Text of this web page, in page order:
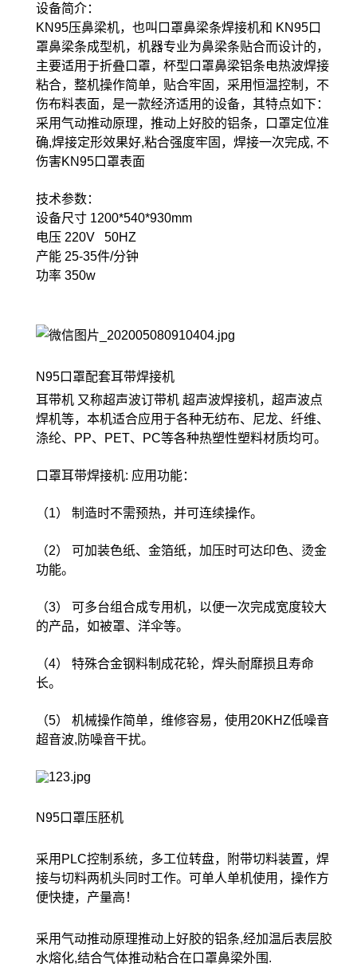
设备简介：
KN95压鼻梁机，也叫口罩鼻梁条焊接机和 KN95口
罩鼻梁条成型机，机器专业为鼻梁条贴合而设计的，
主要适用于折叠口罩，杯型口罩鼻梁铝条电热波焊接
粘合，整机操作简单，贴合牢固，采用恒温控制，不
伤布料表面，是一款经济适用的设备，其特点如下：
采用气动推动原理，推动上好胶的铝条，口罩定位准
确,焊接定形效果好,粘合强度牢固，焊接一次完成, 不
伤害KN95口罩表面
技术参数：
设备尺寸 1200*540*930mm
电压 220V 50HZ
产能 25-35件/分钟
功率 350w
N95口罩配套耳带焊接机
耳带机 又称超声波订带机 超声波焊接机，超声波点
焊机等，本机适合应用于各种无纺布、尼龙、纤维、
涤纶、PP、PET、PC等各种热塑性塑料材质均可。
口罩耳带焊接机: 应用功能：
（1） 制造时不需预热，并可连续操作。
（2） 可加装色纸、金箔纸，加压时可达印色、烫金
功能。
（3） 可多台组合成专用机，以便一次完成宽度较大
的产品，如被罩、洋伞等。
（4） 特殊合金钢料制成花轮，焊头耐靡损且寿命
长。
（5） 机械操作简单，维修容易，使用20KHZ低噪音
超音波,防噪音干扰。
N95口罩压胚机
采用PLC控制系统，多工位转盘，附带切料装置，焊
接与切料两机头同时工作。可单人单机使用，操作方
便快捷，产量高！
采用气动推动原理推动上好胶的铝条,经加温后表层胶
水熔化,结合气体推动粘合在口罩鼻梁外围.